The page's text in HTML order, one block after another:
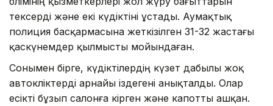
тексерді және екі күдіктіні ұстады. Аумақтық
полиция басқармасына жеткізілген 31-32 жастағы
қаскүнемдер қылмысты мойындаған.
Сонымен бірге, күдіктілердің күзет дабылы жоқ
автокөліктерді арнайы іздегені анықталды. Олар
есікті бұзып салонға кірген және капотты ашқан.